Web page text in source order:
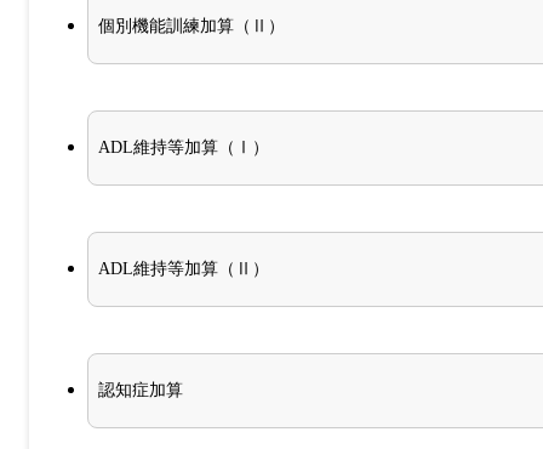
個別機能訓練加算（Ⅱ）
ADL維持等加算（Ⅰ）
ADL維持等加算（Ⅱ）
認知症加算